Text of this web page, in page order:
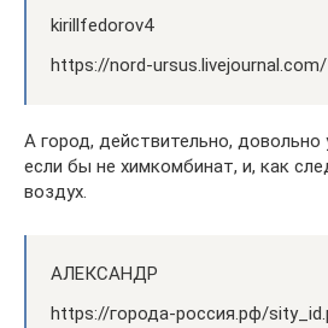
kirillfedorov4
https://nord-
А город, действительно,
если бы не химкомбинат, и, как
воздух.
АЛЕКСАНДР
https://города-россия.рф/